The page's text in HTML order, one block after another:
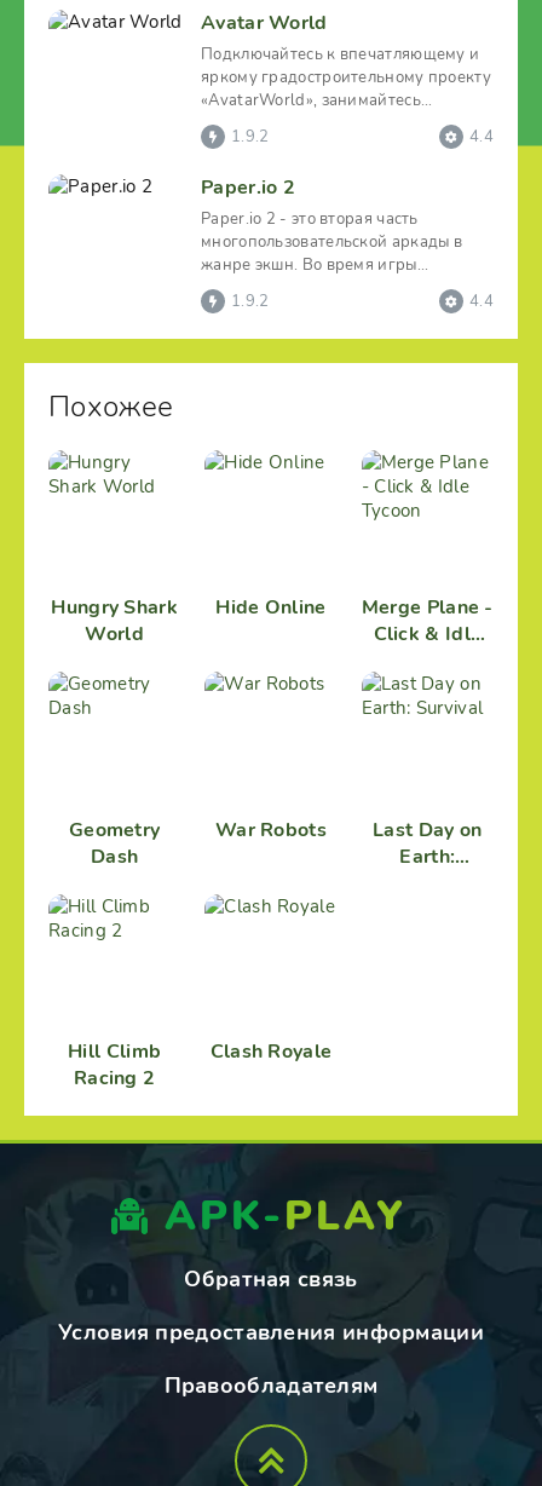
Avatar World
Подключайтесь к впечатляющему и
яркому градостроительному проекту
«AvatarWorld», занимайтесь
исследованием
1.9.2 4.4
Paper.io 2
Paper.io 2 - это вторая часть
многопользовательской аркады в
жанре экшн. Во время игры
пользователь должен вести
1.9.2 4.4
Похожее
Hungry Shark
World
Hide Online
Merge Plane -
Click & Idle
Geometry
Dash
War Robots
Last Day on
Earth:
Hill Climb
Racing 2
Clash Royale
APK-PLAY
Обратная связь
Условия предоставления информации
Правообладателям